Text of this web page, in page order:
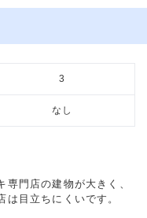
3
なし
門店の建物が大きく、
は目立ちにくいです。